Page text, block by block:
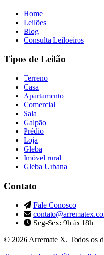
Home
Leilões
Blog
Consulta Leiloeiros
Tipos de Leilão
Terreno
Casa
Apartamento
Comercial
Sala
Galpão
Prédio
Loja
Gleba
Imóvel rural
Gleba Urbana
Contato
Fale Conosco
Seg-Sex: 9h às 18h
© 2026 Arremate X. Todos os